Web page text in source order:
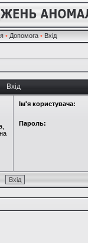
• Допомога • Вхід
Вхід
Ім'я користувача:
Пароль: